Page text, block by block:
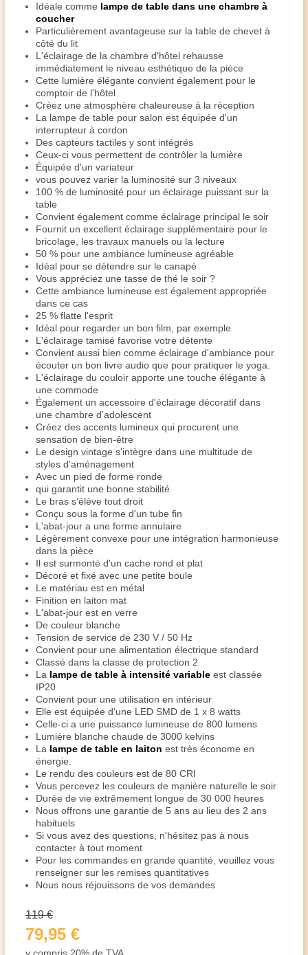
Idéale comme lampe de table dans une chambre à
coucher
Particulièrement avantageuse sur la table de chevet à
côté du lit
L'éclairage de la chambre d'hôtel rehausse
immédiatement le niveau esthétique de la pièce
Cette lumière élégante convient également pour le
comptoir de l'hôtel
Créez une atmosphère chaleureuse à la réception
La lampe de table pour salon est équipée d'un
interrupteur à cordon
Des capteurs tactiles y sont intégrés
Ceux-ci vous permettent de contrôler la lumière
Équipée d'un variateur
vous pouvez varier la luminosité sur 3 niveaux
100 % de luminosité pour un éclairage puissant sur la
table
Convient également comme éclairage principal le soir
Fournit un excellent éclairage supplémentaire pour le
bricolage, les travaux manuels ou la lecture
50 % pour une ambiance lumineuse agréable
Idéal pour se détendre sur le canapé
Vous appréciez une tasse de thé le soir ?
Cette ambiance lumineuse est également appropriée
dans ce cas
25 % flatte l'esprit
Idéal pour regarder un bon film, par exemple
L'éclairage tamisé favorise votre détente
Convient aussi bien comme éclairage d'ambiance pour
écouter un bon livre audio que pour pratiquer le yoga.
L'éclairage du couloir apporte une touche élégante à
une commode
Également un accessoire d'éclairage décoratif dans
une chambre d'adolescent
Créez des accents lumineux qui procurent une
sensation de bien-être
Le design vintage s'intègre dans une multitude de
styles d'aménagement
Avec un pied de forme ronde
qui garantit une bonne stabilité
Le bras s'élève tout droit
Conçu sous la forme d'un tube fin
L'abat-jour a une forme annulaire
Légèrement convexe pour une intégration harmonieuse
dans la pièce
Il est surmonté d'un cache rond et plat
Décoré et fixé avec une petite boule
Le matériau est en métal
Finition en laiton mat
L'abat-jour est en verre
De couleur blanche
Tension de service de 230 V / 50 Hz
Convient pour une alimentation électrique standard
Classé dans la classe de protection 2
La lampe de table à intensité variable est classée
IP20
Convient pour une utilisation en intérieur
Elle est équipée d'une LED SMD de 1 x 8 watts
Celle-ci a une puissance lumineuse de 800 lumens
Lumière blanche chaude de 3000 kelvins
La lampe de table en laiton est très économe en
énergie.
Le rendu des couleurs est de 80 CRI
Vous percevez les couleurs de manière naturelle le soir
Durée de vie extrêmement longue de 30 000 heures
Nous offrons une garantie de 5 ans au lieu des 2 ans
habituels
Si vous avez des questions, n'hésitez pas à nous
contacter à tout moment
Pour les commandes en grande quantité, veuillez vous
renseigner sur les remises quantitatives
Nous nous réjouissons de vos demandes
119 €
79,95 €